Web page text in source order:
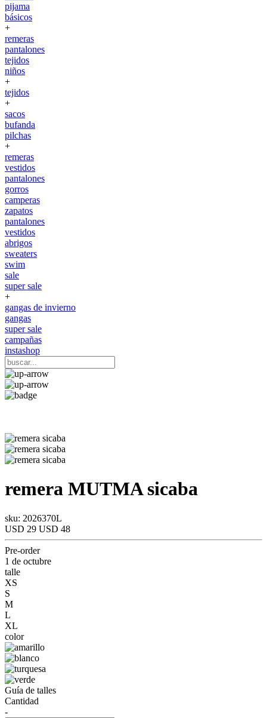
pijama
básicos
+
remeras
pantalones
tejidos
niños
+
tejidos
+
sacos
bufanda
pilchas
+
remeras
vestidos
pantalones
gorros
camperas
zapatos
pantalones
vestidos
abrigos
sweaters
swim
sale
super sale
+
gangas de invierno
gangas
super sale
campañas
instashop
remera MUTMAsicaba
sku: 2026370L
USD 29 USD 48
Pre-order
1 de octubre
talle
XS
S
M
L
XL
color
Guía de talles
Cantidad
-